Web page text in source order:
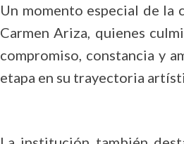
Un momento especial de la
Carmen Ariza, quienes
compromiso, constancia y
etapa en su trayectoria